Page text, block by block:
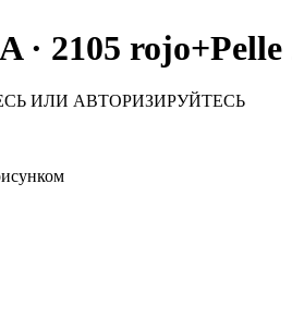
· 2105
ИЛИ АВТОРИЗИРУЙТЕСЬ